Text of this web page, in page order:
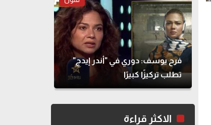
فرح يوسف: دوري في "أندر إيدج"
تطلب تركيزًا كبيرًا
الاكثر قراءة